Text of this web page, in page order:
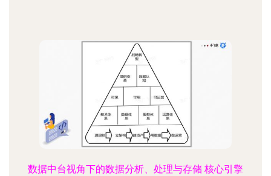
数据中台视角下的数据分析、处理与存储 核心引擎